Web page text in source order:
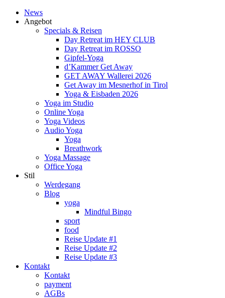
News
Angebot
Specials & Reisen
Day Retreat im HEY CLUB
Day Retreat im ROSSO
Gipfel-Yoga
d’Kammer Get Away
GET AWAY Wallerei 2026
Get Away im Mesnerhof in Tirol
Yoga & Eisbaden 2026
Yoga im Studio
Online Yoga
Yoga Videos
Audio Yoga
Yoga
Breathwork
Yoga Massage
Office Yoga
Stil
Werdegang
Blog
yoga
Mindful Bingo
sport
food
Reise Update #1
Reise Update #2
Reise Update #3
Kontakt
Kontakt
payment
AGBs